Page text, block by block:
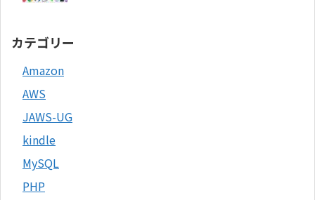
カテゴリー
Amazon
AWS
JAWS-UG
kindle
MySQL
PHP